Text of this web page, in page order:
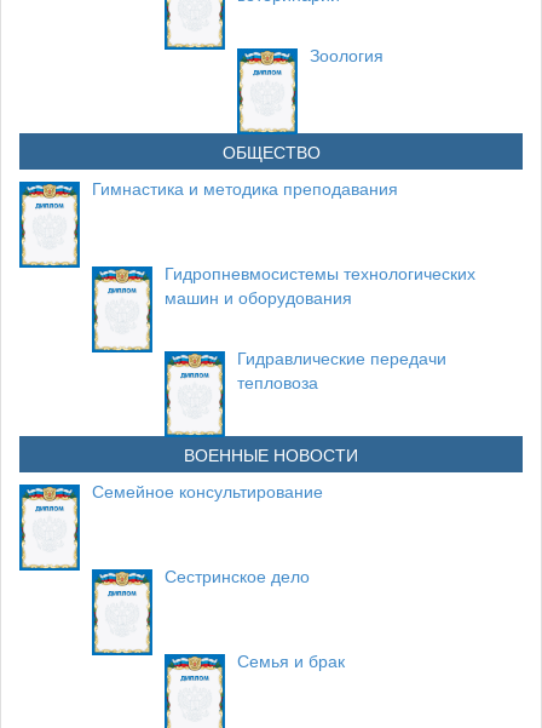
Зоология
ОБЩЕСТВО
Гимнастика и методика преподавания
Гидропневмосистемы технологических
машин и оборудования
Гидравлические передачи
тепловоза
ВОЕННЫЕ НОВОСТИ
Семейное консультирование
Сестринское дело
Семья и брак